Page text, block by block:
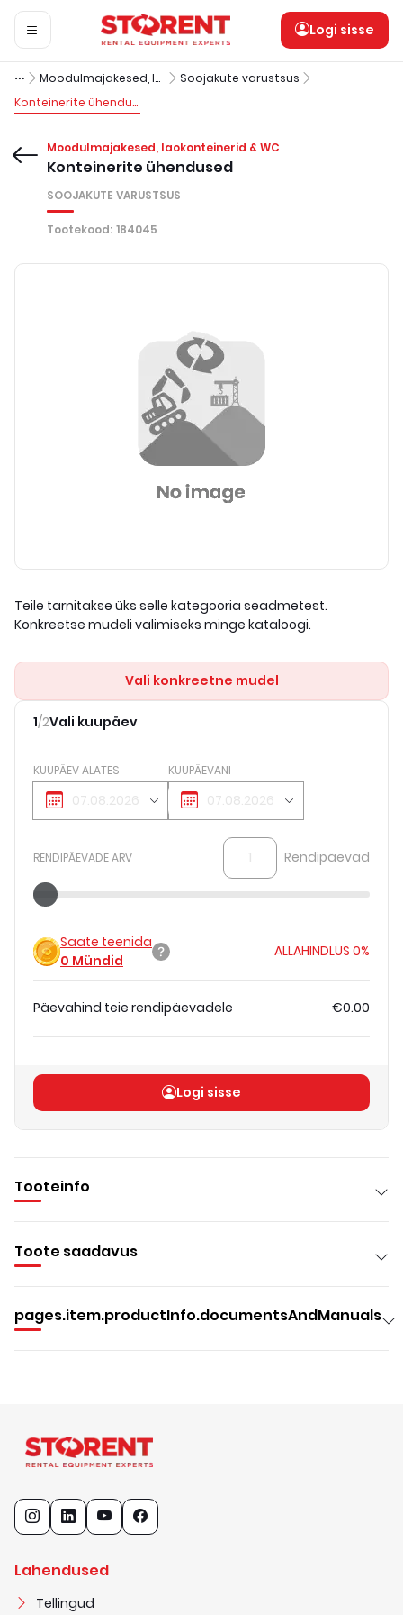
Logi sisse
Moodulmajakesed, laokonteinerid & WC
Soojakute varustsus
Konteinerite ühendused
Moodulmajakesed, laokonteinerid & WC
Konteinerite ühendused
SOOJAKUTE VARUSTSUS
Tootekood: 184045
Teile tarnitakse üks selle kategooria seadmetest.
Konkreetse mudeli valimiseks minge kataloogi.
Vali konkreetne mudel
1/2Vali kuupäev
KUUPÄEV ALATES KUUPÄEVANI
RENDIPÄEVADE ARV Rendipäevad
Saate teenida
0 Mündid
ALLAHINDLUS 0%
Päevahind teie rendipäevadele €0.00
Logi sisse
Tooteinfo
Toote saadavus
pages.item.productInfo.documentsAndManuals
Lahendused
Tellingud